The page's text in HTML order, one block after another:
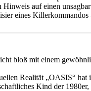
auf einen
eines
bloß mit einem
Realität „OASIS“ hat
Kind der